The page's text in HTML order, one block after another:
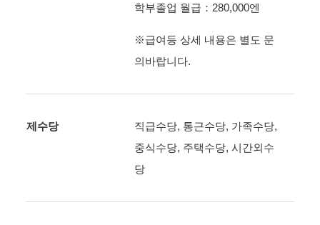
학부졸업 월급：280,000엔
※급여등 상세 내용은 별도 문
의바랍니다.
제수당
직급수당, 통근수당, 가족수당,
중식수당, 주택수당, 시간외수
당